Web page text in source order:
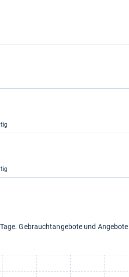
Gebrauchtangebote und